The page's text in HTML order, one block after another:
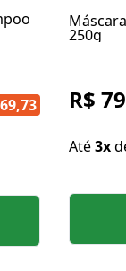
250g
R$
Até3x